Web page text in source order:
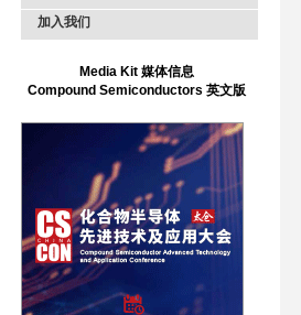
加入我们
Media Kit 媒体信息
Compound Semiconductors 英文版